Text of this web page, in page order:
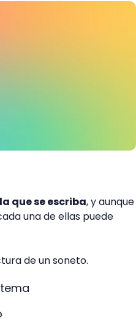
que se escriba, y aunque
una de ellas puede
de un soneto.